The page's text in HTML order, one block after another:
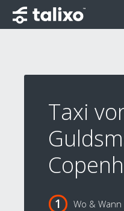
Taxi
Wo & Wann